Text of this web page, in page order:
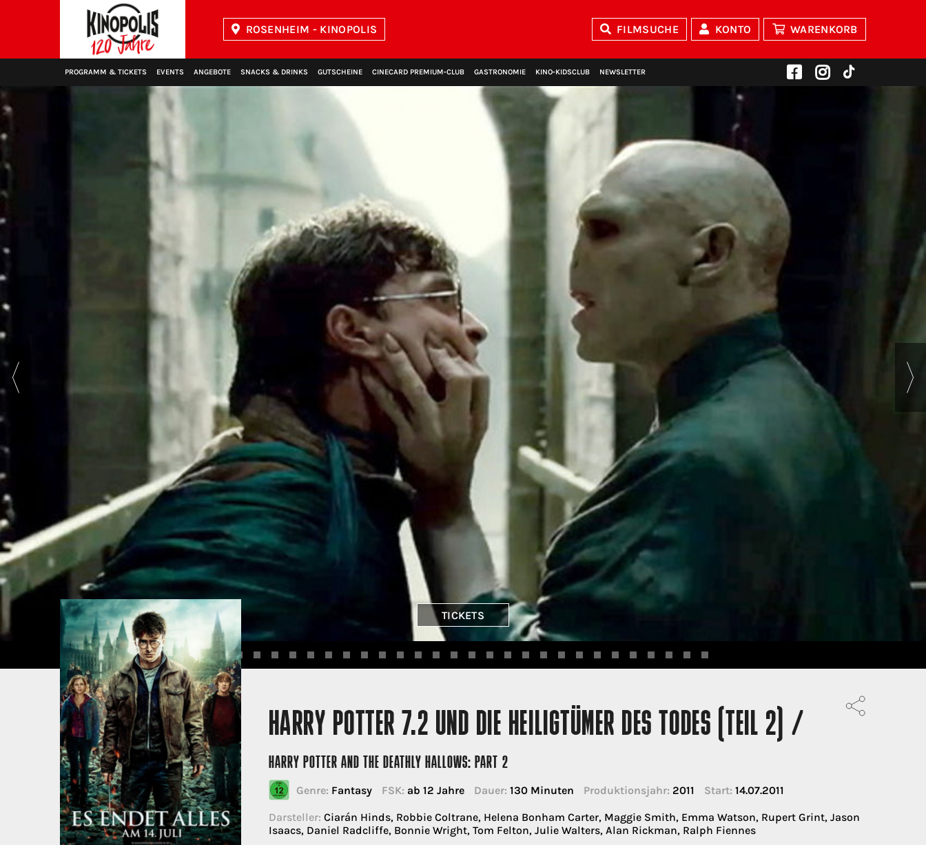
ROSENHEIM - KINOPOLIS FILMSUCHE KONTO WARENKORB
PROGRAMM & TICKETS EVENTS ANGEBOTE SNACKS & DRINKS GUTSCHEINE CINECARD PREMIUM‑CLUB GASTRONOMIE KINO‑KIDSCLUB NEWSLETTER
TICKETS
HARRY POTTER 7.2 UND DIE HEILIGTÜMER DES TODES (TEIL 2) /
HARRY POTTER AND THE DEATHLY HALLOWS: PART 2
Genre: Fantasy FSK: ab 12 Jahre Dauer: 130 Minuten Produktionsjahr: 2011 Start: 14.07.2011
Darsteller: Ciarán Hinds, Robbie Coltrane, Helena Bonham Carter, Maggie Smith, Emma Watson, Rupert Grint, Jason
Isaacs, Daniel Radcliffe, Bonnie Wright, Tom Felton, Julie Walters, Alan Rickman, Ralph Fiennes